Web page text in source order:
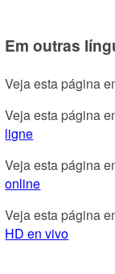
Em outras
Veja esta página
Veja esta página
ligne
Veja esta página
online
Veja esta página
HD en vivo